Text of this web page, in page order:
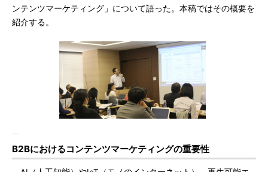
ンテンツマーケティング」について語った。本稿ではその概要を
紹介する。
B2Bにおけるコンテンツマーケティングの重要性